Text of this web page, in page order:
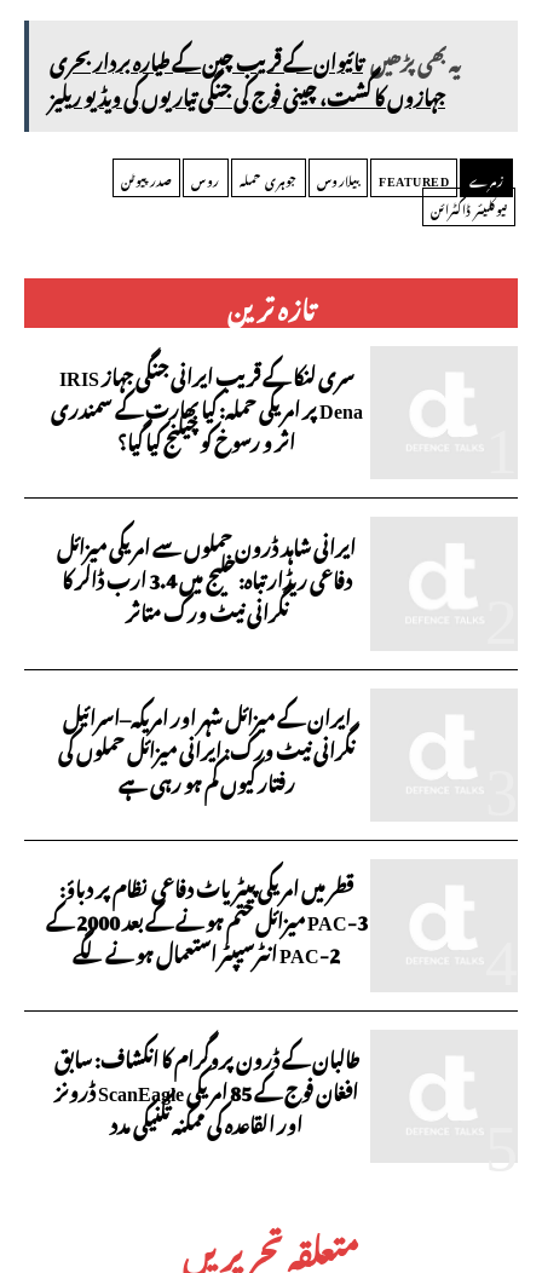
تازہ ترین
سری لنکا کے قریب ایرانی جنگی جہاز IRIS
Dena پر امریکی حملہ: کیا بھارت کے سمندری
اثر و رسوخ کو چیلنج کیا گیا؟
ایرانی شاہد ڈرون حملوں سے امریکی میزائل
دفاعی ریڈار تباہ: خلیج میں 3.4 ارب ڈالر کا
نگرانی نیٹ ورک متاثر
ایران کے میزائل شہر اور امریکہ–اسرائیل
نگرانی نیٹ ورک: ایرانی میزائل حملوں کی
رفتار کیوں کم ہو رہی ہے
قطر میں امریکی پیٹریاٹ دفاعی نظام پر دباؤ:
PAC-3 میزائل ختم ہونے کے بعد 2000 کے
PAC-2 انٹرسیپٹر استعمال ہونے لگے
طالبان کے ڈرون پروگرام کا انکشاف: سابق
افغان فوج کے 85 امریکی ScanEagle ڈرونز
اور القاعدہ کی ممکنہ تکنیکی مدد
متعلقہ تحریریں
یہ بھی پڑھیںتائیوان کے قریب چین کے طیارہ بردار بحری
جہازوں کا گشت، چینی فوج کی جنگی تیاریوں کی ویڈیو ریلیز
زمرے FEATURED بیلاروس جوہری حملہ روس
صدر پیوٹن
نیوکلیئر ڈاکٹرائن